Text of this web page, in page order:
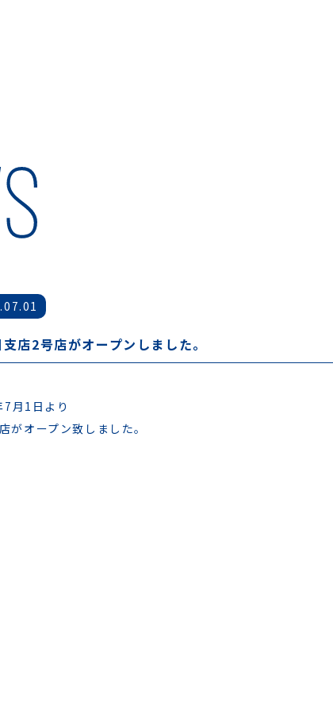
店2号店がオープンしました。
月1日より
がオープン致しました。